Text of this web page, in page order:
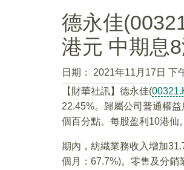
德永佳
港元 中期息
日期：
2021年11月17日 下
【財華社訊】德永佳(
22.45%。歸屬公司普通權
個百分點。每股盈利10港仙
期內，紡織業務收入增加
個月：67.7%)。零售及分銷